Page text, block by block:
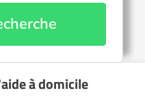
à domicile